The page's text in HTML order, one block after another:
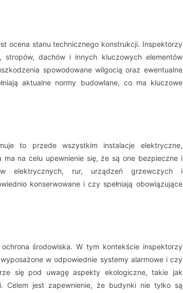
ocena stanu technicznego konstrukcji. Inspektorzy
stropów, dachów i innych kluczowych elementów
spowodowane wilgocią oraz ewentualne
aktualne normy budowlane, co ma kluczowe
to przede wszystkim instalacje elektryczne,
na celu upewnienie się, że są one bezpieczne i
elektrycznych, rur, urządzeń grzewczych i
konserwowane i czy spełniają obowiązujące
środowiska. W tym kontekście inspektorzy
w odpowiednie systemy alarmowe i czy
się pod uwagę aspekty ekologiczne, takie jak
Celem jest zapewnienie, że budynki nie tylko są